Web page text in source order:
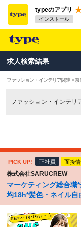
typeのアプリ
インストール
求人検索結果
ファッション・インテリア関連 ×
ファッション・インテリ
PICK UP! 正社員 面接
株式会社SARUCREW
マーケティング総合職
均18h*髪色・ネイル自